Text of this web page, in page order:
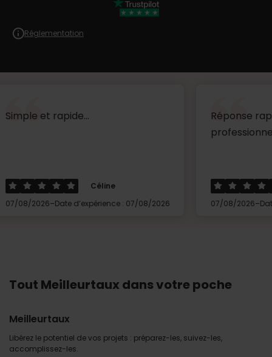
Réglementation
Céline
Date d’expérience : 07/08/2026
Réponse rapide très
professionnel ...
07/08/2026
Date
Tout Meilleurtaux dans votre poche
Meilleurtaux
Libérez le potentiel de vos projets : préparez-les, suivez-les,
accomplissez-les.